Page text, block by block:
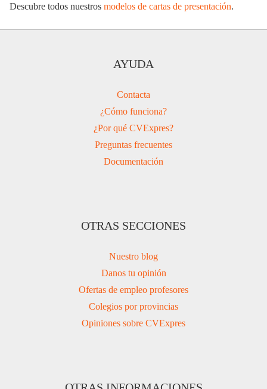
Descubre todos nuestros modelos de cartas de presentación.
AYUDA
Contacta
¿Cómo funciona?
¿Por qué CVExpres?
Preguntas frecuentes
Documentación
OTRAS SECCIONES
Nuestro blog
Danos tu opinión
Ofertas de empleo profesores
Colegios por provincias
Opiniones sobre CVExpres